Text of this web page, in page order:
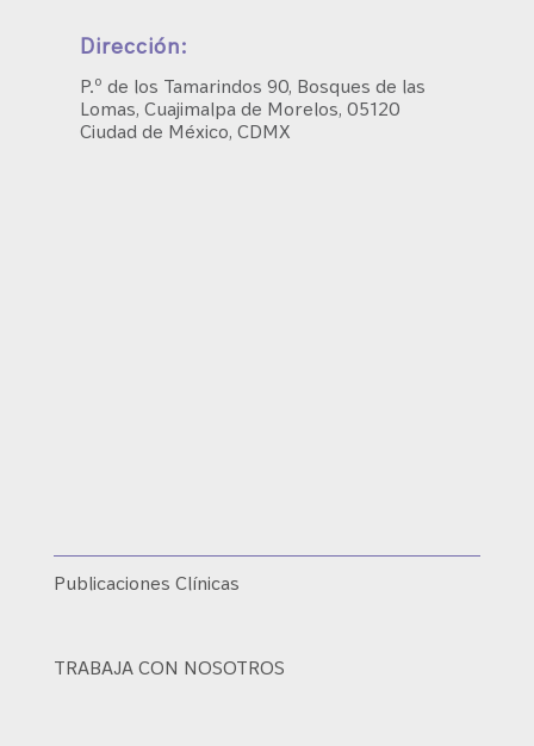
Dirección:
P.º de los Tamarindos 90, Bosques de las
Lomas, Cuajimalpa de Morelos, 05120
Ciudad de México, CDMX
Publicaciones Clínicas
TRABAJA CON NOSOTROS